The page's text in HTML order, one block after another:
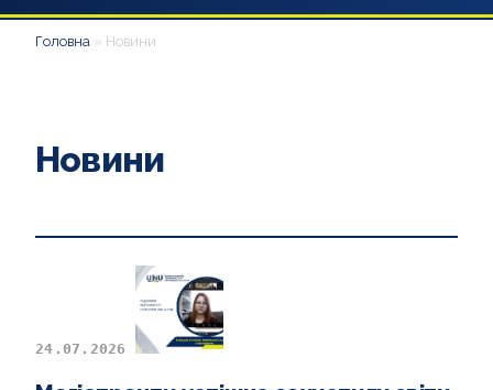
НОВИНИ
ЗДОБУВАЧУ ОСВІТИ
НАУКА ТА ІННОВАЦІЇ
КОНТАКТИ
АКРЕДИТАЦІЯ
Головна » Новини
Новини
24.07.2026